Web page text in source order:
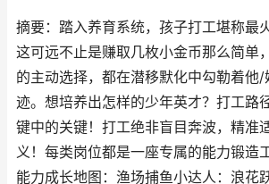
摘要：踏入养育系统，孩子打工堪称最
这可远不止是赚取几枚小金币那么简单
的主动选择，都在潜移默化中勾勒着他
迹。想培养出怎样的少年英才？打工路
键中的关键！打工绝非盲目奔波，精准
义！每类岗位都是一座专属的能力锻造
能力成长地图：渔场捕鱼小达人：浪花